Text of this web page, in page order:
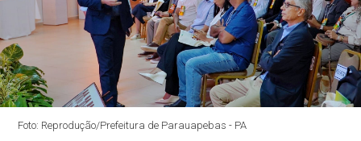
Foto: Reprodução/Prefeitura de Parauapebas - PA